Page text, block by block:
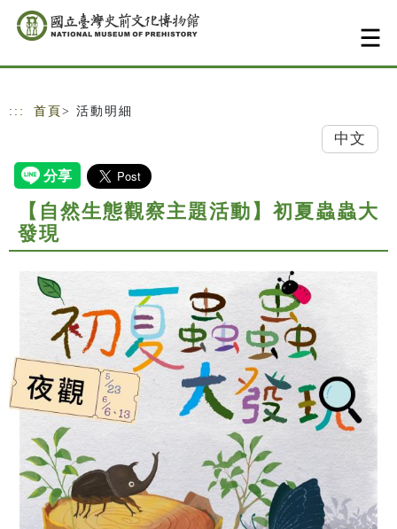
跳到主要內容
網站導覽
::: 首頁 > 活動明細
中文
【自然生態觀察主題活動】初夏蟲蟲大
發現